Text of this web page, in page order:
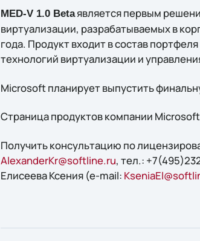
MED-V 1.0 Betaявляется первым
виртуализации, разрабатываемых в
года. Продукт входит в состав
технологий виртуализации и
Microsoft планирует выпустить
Страница продуктов компании
Получить конcультацию по
AlexanderKr@softline.ru, тел.:
Елисеева Ксения (e-mail: